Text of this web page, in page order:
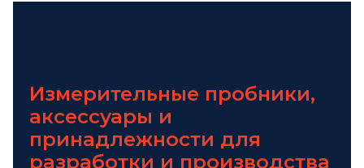
Измерительные пробники,
аксессуары и
принадлежности для
разработки и производства